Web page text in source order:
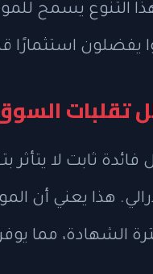
يسمح
يفضلون استثمارًا
تقلبات
ثابت لا
هذا يعني أن
الشهادة، مما